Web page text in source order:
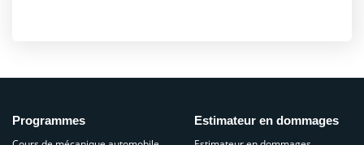
Programmes
Estimateur en dommages